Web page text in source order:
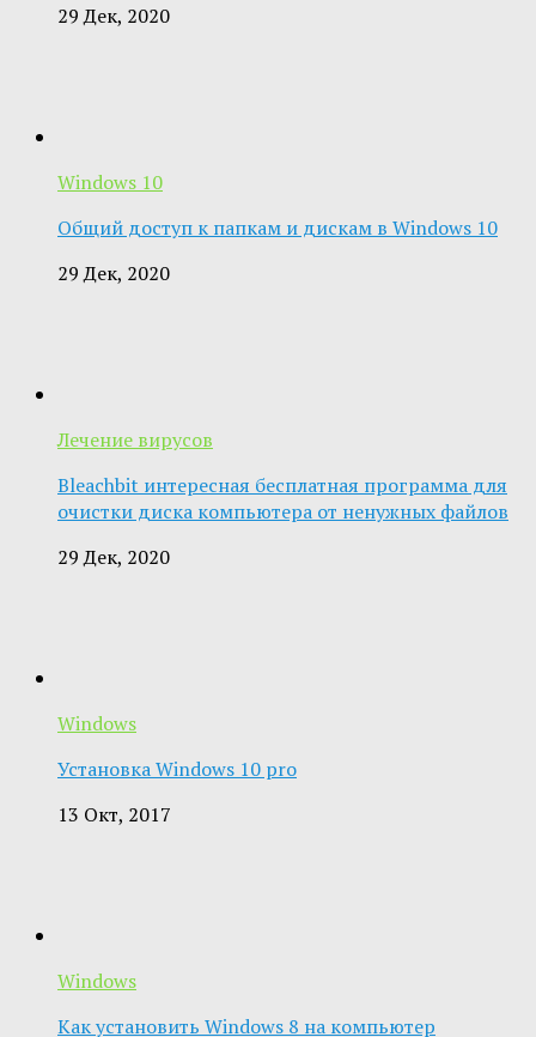
29 Дек, 2020
Windows 10
Общий доступ к папкам и дискам в Windows 10
29 Дек, 2020
Лечение вирусов
Bleachbit интересная бесплатная программа для
очистки диска компьютера от ненужных файлов
29 Дек, 2020
Windows
Установка Windows 10 pro
13 Окт, 2017
Windows
Как установить Windows 8 на компьютер